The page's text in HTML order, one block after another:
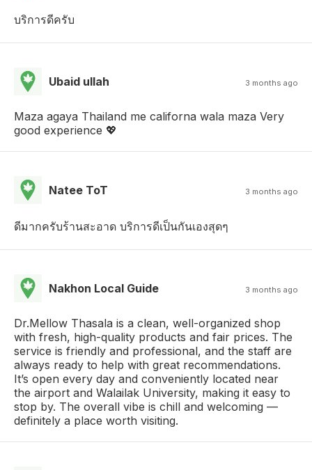
บริการดีครับ
Ubaid ullah 3 months ago
Maza agaya Thailand me californa wala maza Very
good experience 💖
Natee ToT 3 months ago
ดีมากครับร้านสะอาด บริการดีเป็นกันเองสุดๆ
Nakhon Local Guide 3 months ago
Dr.Mellow Thasala is a clean, well-organized shop
with fresh, high-quality products and fair prices. The
service is friendly and professional, and the staff are
always ready to help with great recommendations.
It’s open every day and conveniently located near
the airport and Walailak University, making it easy to
stop by. The overall vibe is chill and welcoming —
definitely a place worth visiting.